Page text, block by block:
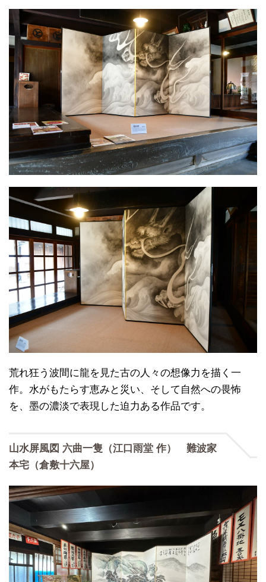
荒れ狂う波間に龍を見た古の人々の想像力を描く一
作。水がもたらす恵みと災い、そして自然への畏怖
を、墨の濃淡で表現した迫力ある作品です。
山水屏風図 六曲一隻（江口雨堂 作） 難波家
本宅（倉敷十六屋）